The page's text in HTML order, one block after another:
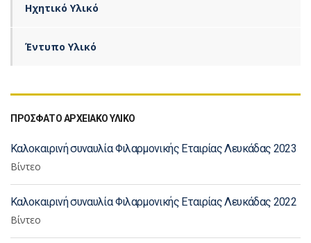
Ηχητικό Υλικό
Έντυπο Υλικό
ΠΡΟΣΦΑΤΟ ΑΡΧΕΙΑΚΟ ΥΛΙΚΟ
Καλοκαιρινή συναυλία Φιλαρμονικής Εταιρίας Λευκάδας 2023
Βίντεο
Καλοκαιρινή συναυλία Φιλαρμονικής Εταιρίας Λευκάδας 2022
Βίντεο